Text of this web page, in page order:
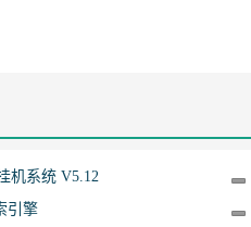
机系统 V5.12
引擎